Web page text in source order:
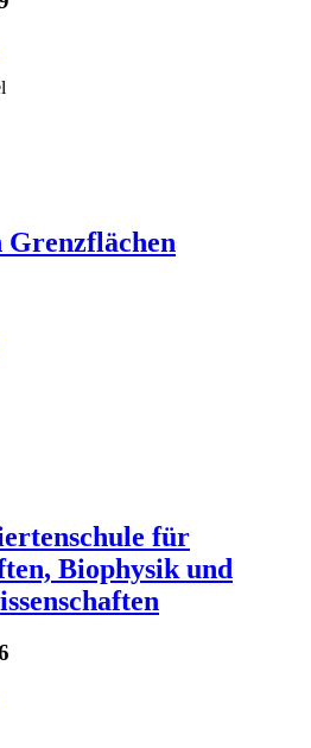
Grenzflächen
für
Biophysik und